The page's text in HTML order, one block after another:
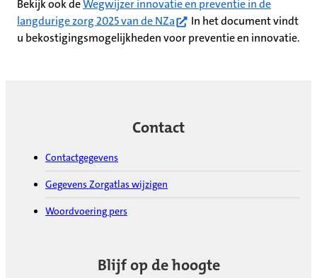
Bekijk ook deWegwijzer innovatie en preventie in de
langdurige zorg 2025 van de NZa(opent in nieuw tabblad)
In het document vindt
u bekostigingsmogelijkheden voor preventie en innovatie.
Contact
Contactgegevens
Gegevens Zorgatlas wijzigen
Woordvoering pers
Blijf op de hoogte